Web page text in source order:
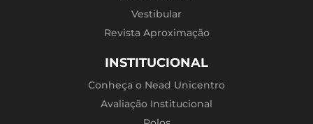
Vestibular
Revista Aproximação
INSTITUCIONAL
Conheça o Nead Unicentro
Avaliação Institucional